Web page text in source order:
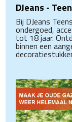
DJeans -
Bij DJeans
ondergoed,
tot 18 jaar.
binnen een